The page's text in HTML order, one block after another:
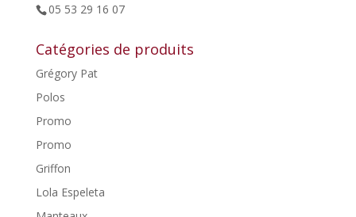
05 53 29 16 07
Catégories de produits
Grégory Pat
Polos
Promo
Promo
Griffon
Lola Espeleta